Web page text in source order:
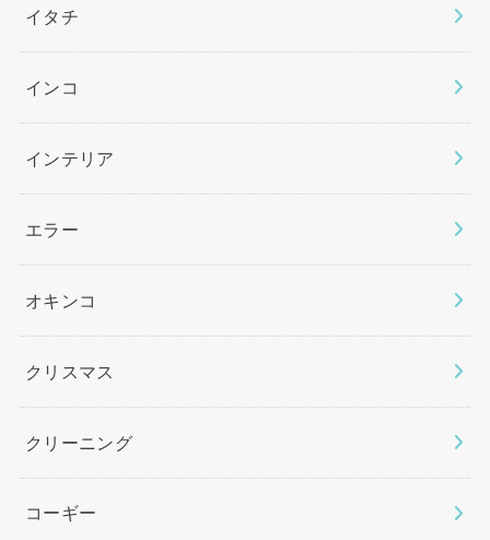
イタチ
インコ
インテリア
エラー
オキンコ
クリスマス
クリーニング
コーギー